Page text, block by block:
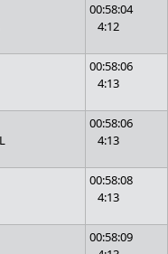
00:58:04
4:12
00:58:06
4:13
00:58:06
4:13
00:58:08
4:13
00:58:09